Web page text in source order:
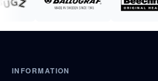
INFORMATION